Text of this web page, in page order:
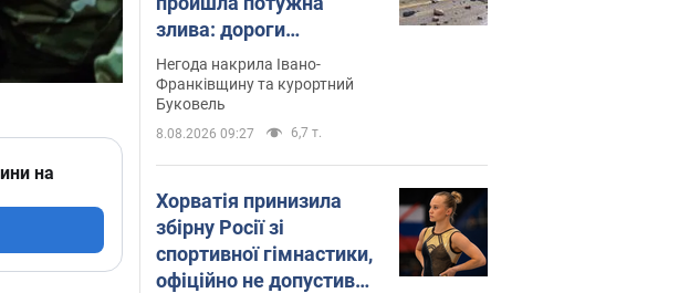
на
злива: дороги
перетворились на
річки. Відео
Негода накрила Івано-
Франківщину та курортний
Буковель
8.08.2026 09:27 6,7 т.
Хорватія принизила
збірну Росії зі
спортивної гімнастики,
офіційно не допустивши